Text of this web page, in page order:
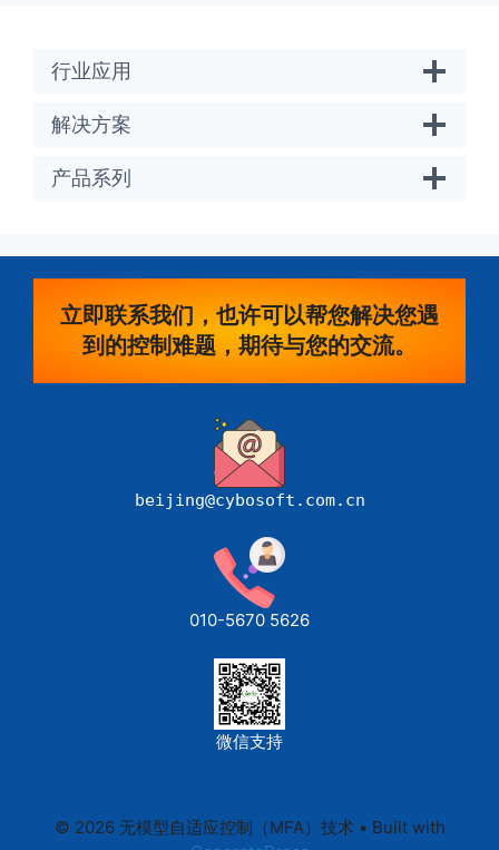
行业应用
解决方案
产品系列
立即联系我们，也许可以帮您解决您遇
到的控制难题，期待与您的交流。
beijing@cybosoft.com.cn
010-5670 5626
微信支持
© 2026 无模型自适应控制（MFA）技术• Built with